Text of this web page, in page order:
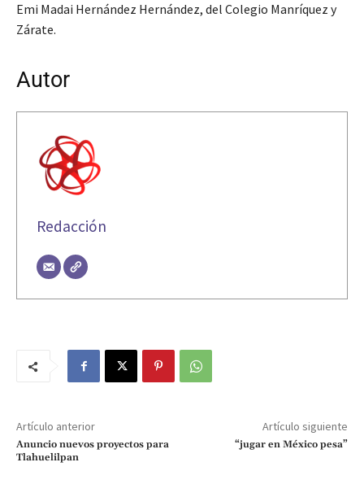
Emi Madai Hernández Hernández, del Colegio Manríquez y
Zárate.
Autor
Redacción
Artículo anterior
Anuncio nuevos proyectos para
Tlahuelilpan
Artículo siguiente
“jugar en México pesa”